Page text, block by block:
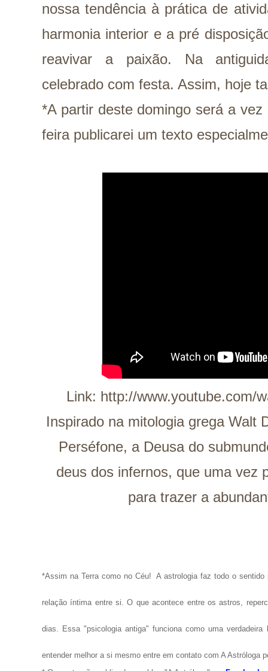
nossa tendência à prática de
harmonia interior e a pré
reavivar a paixão. Na
celebrado com festa. Assim, hoje
*A partir deste domingo será a
feira publicarei um texto
Link: http://www.youtube.com/
Inspirado na mitologia grega Walt
Perséfone, a Deusa do
deus dos infernos, que uma vez
para trazer a
*Assim na Terra como no Céu! A astrologia faz todo o
relação íntima entre si. O que acontece entre os astros,
dias. Essa "psicologia antiga" funciona como uma
entender melhor a si mesmo entre em contato com A Astróloga